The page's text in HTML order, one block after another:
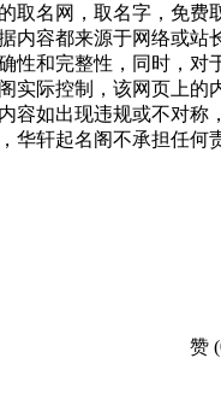
取名网，取名字，免费
内容都来源于网络或站
性和完整性，同时，对
实际控制，该网页上的
容如出现违规或不对称
华轩起名阁不承担任何
赞